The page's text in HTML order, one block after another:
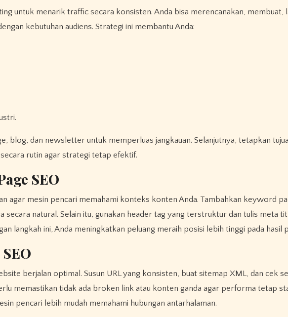
untuk menarik traffic secara konsisten. Anda bisa merencanakan, membuat,
kebutuhan audiens. Strategi ini membantu Anda:
rutin agar strategi tetap efektif.
SEO
agar mesin pencari memahami konteks konten Anda. Tambahkan keyword
secara natural. Selain itu, gunakan header tag yang terstruktur dan tulis meta
langkah ini, Anda meningkatkan peluang meraih posisi lebih tinggi pada hasil
berjalan optimal. Susun URL yang konsisten, buat sitemap XML, dan cek
memastikan tidak ada broken link atau konten ganda agar performa tetap
pencari lebih mudah memahami hubungan antarhalaman.